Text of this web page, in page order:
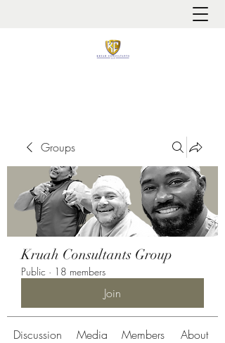
Groups
Kruah Consultants Group
Public · 18 members
Join
Discussion Media Members About